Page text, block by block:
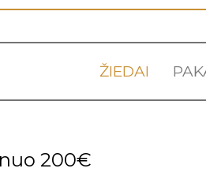
ŽIEDAI
200€